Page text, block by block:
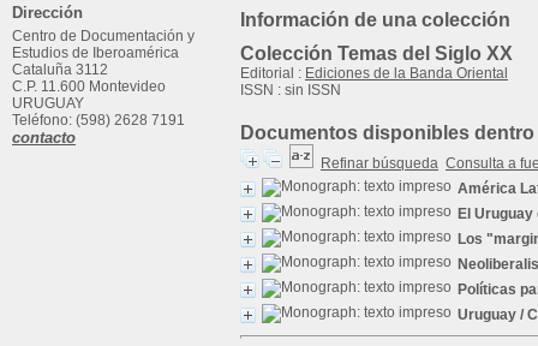
Información de una colección
Colección Temas del Siglo XX
Editorial : Ediciones de la Banda Oriental
ISSN : sin ISSN
Documentos disponibles
Refinar búsqueda Consulta a
América
El Uruguay
Los
Políticas
Uruguay /
Dirección
Centro de Documentación y
Estudios de Iberoamérica
Cataluña 3112
C.P. 11.600 Montevideo
URUGUAY
Teléfono: (598) 2628 7191
contacto